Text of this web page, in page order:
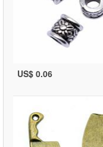
US$ 0.06